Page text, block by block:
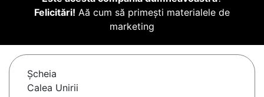
Felicitări! Aă cum să primești materialele de
marketing
Şcheia
Calea Unirii